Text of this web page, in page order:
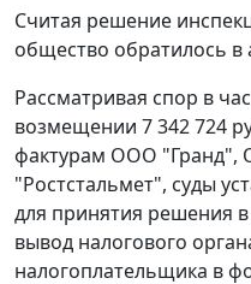
Считая решение
общество обратилось в
Рассматривая спор в
возмещении 7 342 724
фактурам ООО
"Ростстальмет", суды
для принятия решения
вывод налогового
налогоплательщика в